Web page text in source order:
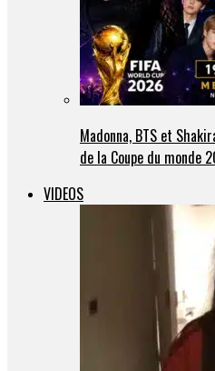
Madonna, BTS et
de la Coupe du monde
VIDEOS